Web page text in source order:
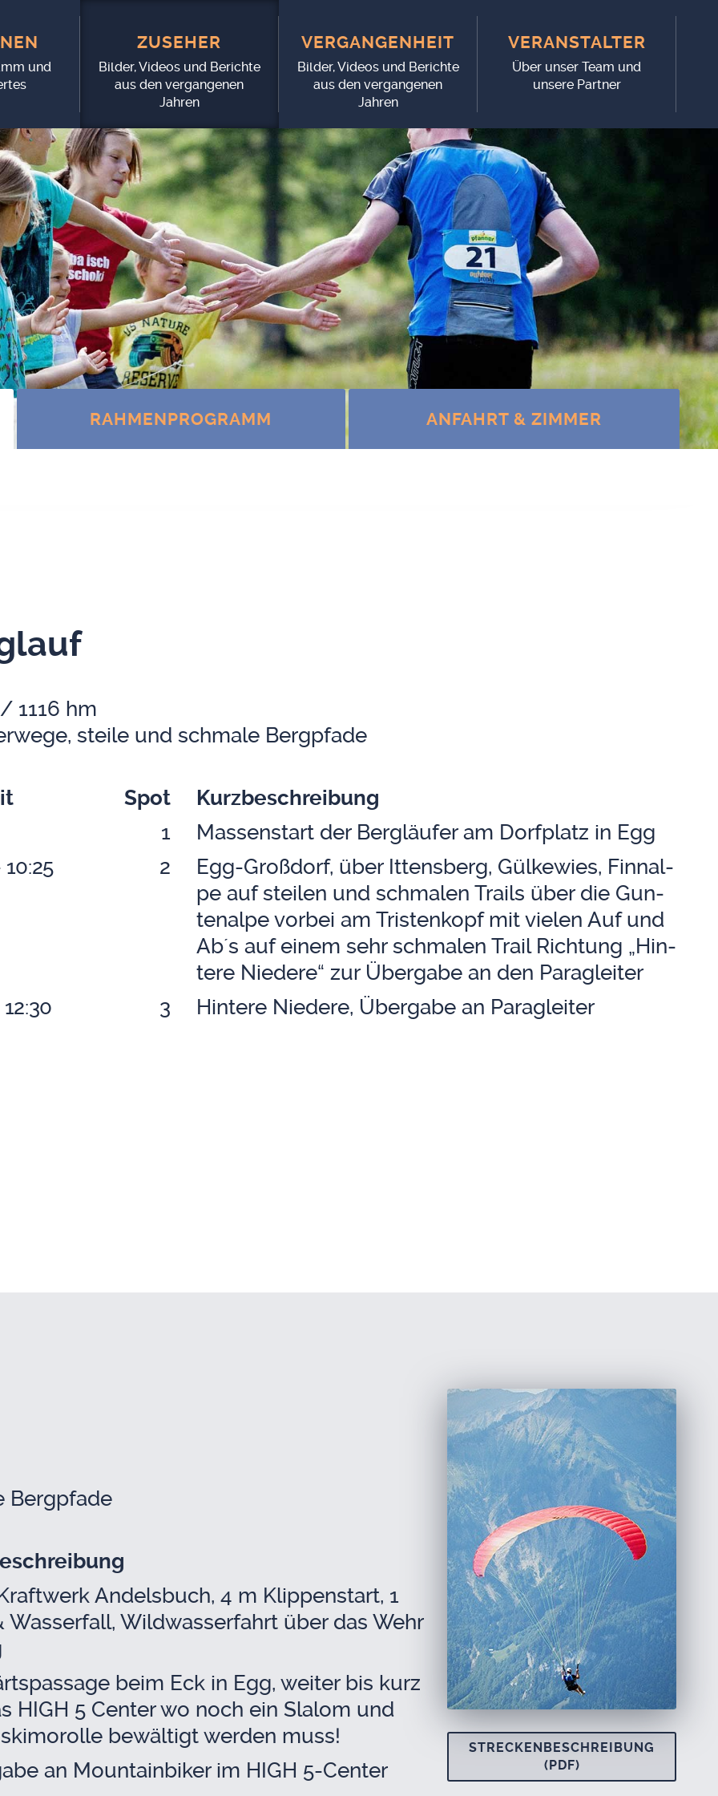
und
ZUSE­HER
Bilder, Videos und Berichte
aus den vergangenen
Jahren
VER­GAN­GEN­HEIT
Bilder, Videos und Berichte
aus den vergangenen
Jahren
VER­AN­STAL­TER
Über unser Team und
unsere Partner
RAH­MEN­PRO­GRAMM ANFAHRT & ZIM­MER
1116 hm
stei­le und schma­le Berg­pfa­de
Spot
Kurz­be­schrei­bung
1
Mas­sen­start der Berg­läu­fer am Dorf­platz in Egg
10:25
2
Egg-Groß­dorf, über Ittens­berg, Gül­ke­wies, Fin­n­al­
pe auf stei­len und schma­len Trails über die Gun­
ten­al­pe vor­bei am Tris­ten­kopf mit vie­len Auf und
Ab´s auf einem sehr schma­len Trail Rich­tung „Hin­
te­re Nie­de­re“ zur Über­ga­be an den Para­glei­ter
3 Hin­te­re Nie­de­re, Über­ga­be an Para­glei­ter
STRE­CKEN­BE­SCHREI­BUNG
(PDF)
Berg­pfa­de
Andels­buch, 4 m Klip­pen­start, 1
Was­ser­fall, Wild­was­ser­fahrt über das Wehr
beim Eck in Egg, wei­ter bis kurz
HIGH 5 Cen­ter wo noch ein Sla­lom und
bewäl­tigt wer­den muss!
an Moun­tain­bi­ker im HIGH 5-Cen­ter